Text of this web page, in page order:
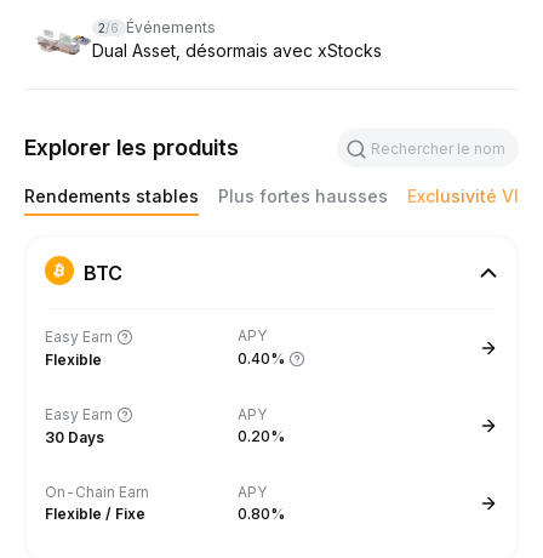
2/6 Événements
Dual Asset, désormais avec xStocks
Explorer les produits
Rendements stables Plus fortes hausses Exclusivité VIP
BTC
Easy Earn
Flexible
APY
0.40%
Easy Earn
30 Days
APY
0.20%
On-Chain Earn
Flexible / Fixe
APY
0.80%